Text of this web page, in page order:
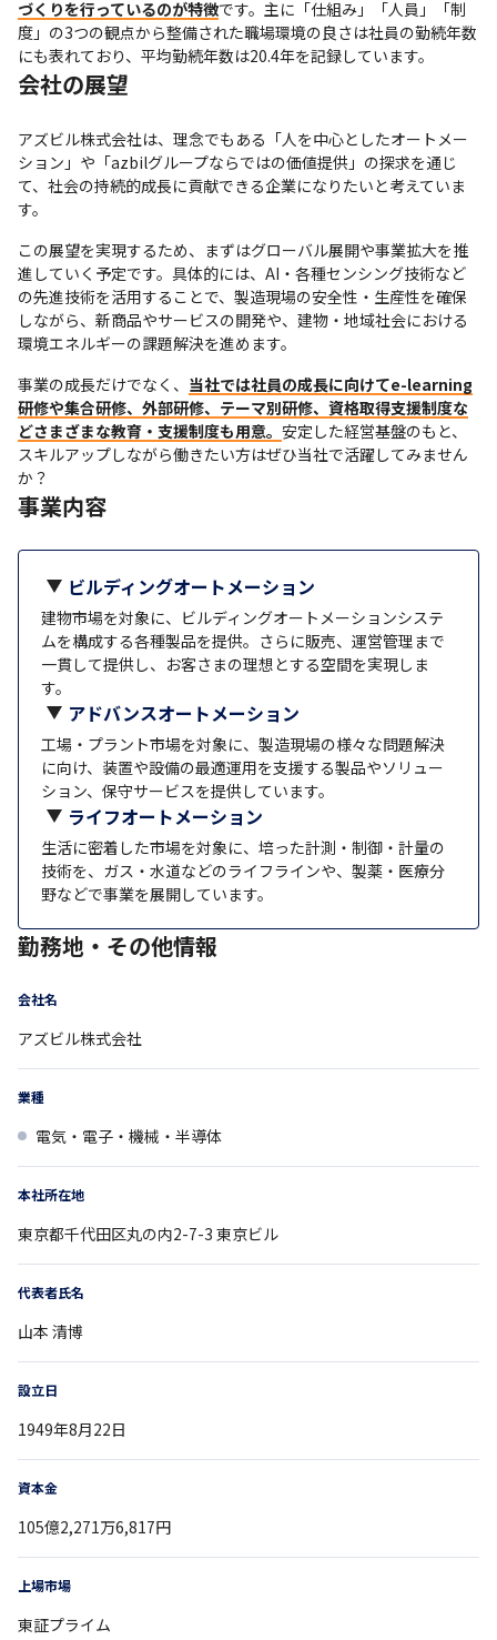
づくりを行っているのが特徴です。主に「仕組み」「人員」「制
度」の3つの観点から整備された職場環境の良さは社員の勤続年数
にも表れており、平均勤続年数は20.4年を記録しています。
会社の展望
アズビル株式会社は、理念でもある「人を中心としたオートメー
ション」や「azbilグループならではの価値提供」の探求を通じ
て、社会の持続的成長に貢献できる企業になりたいと考えていま
す。
この展望を実現するため、まずはグローバル展開や事業拡大を推
進していく予定です。具体的には、AI・各種センシング技術など
の先進技術を活用することで、製造現場の安全性・生産性を確保
しながら、新商品やサービスの開発や、建物・地域社会における
環境エネルギーの課題解決を進めます。
事業の成長だけでなく、 当社では社員の成長に向けてe-learning
研修や集合研修、外部研修、テーマ別研修、資格取得支援制度な
どさまざまな教育・支援制度も用意。 安定した経営基盤のもと、
スキルアップしながら働きたい方はぜひ当社で活躍してみません
か？
事業内容
ビルディングオートメーション
建物市場を対象に、ビルディングオートメーションシステ
ムを構成する各種製品を提供。さらに販売、運営管理まで
一貫して提供し、お客さまの理想とする空間を実現しま
す。
アドバンスオートメーション
工場・プラント市場を対象に、製造現場の様々な問題解決
に向け、装置や設備の最適運用を支援する製品やソリュー
ション、保守サービスを提供しています。
ライフオートメーション
生活に密着した市場を対象に、培った計測・制御・計量の
技術を、ガス・水道などのライフラインや、製薬・医療分
野などで事業を展開しています。
勤務地・その他情報
会社名
アズビル株式会社
業種
電気・電子・機械・半導体
本社所在地
東京都千代田区丸の内2-7-3 東京ビル
代表者氏名
山本 清博
設立日
1949年8月22日
資本金
105億2,271万6,817円
上場市場
東証プライム